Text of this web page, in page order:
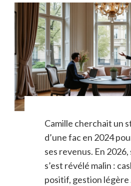
Camille cherchait un
d’une fac en 2024
ses revenus. En
s’est révélé malin :
positif, gestion